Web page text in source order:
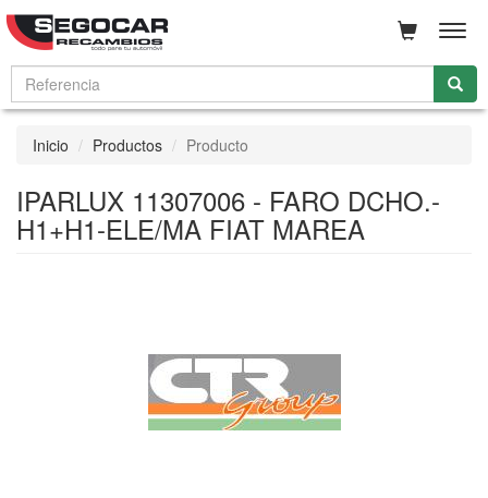
Inicio Productos Producto
IPARLUX 11307006 - FARO DCHO.-
H1+H1-ELE/MA FIAT MAREA